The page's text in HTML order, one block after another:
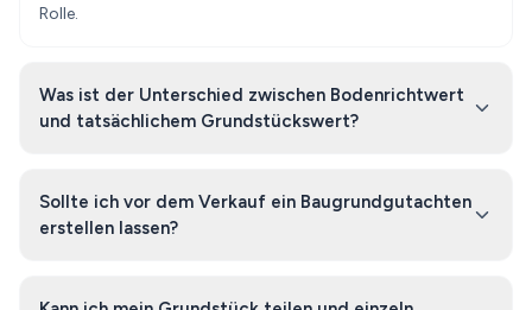
Rolle.
Was ist der Unterschied zwischen Bodenrichtwert
und tatsächlichem Grundstückswert?
Sollte ich vor dem Verkauf ein Baugrundgutachten
erstellen lassen?